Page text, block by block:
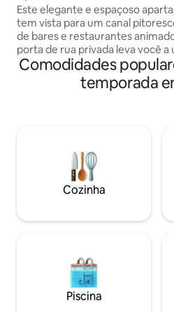
superestiloso à beira do canal!
Este elegante e espaçoso
tem vista para um canal
de bares e restaurantes
porta de rua privada leva você a
área de serviço no piso térreo
e secadora) e, em seguida, no
cima, você entra em um espaço
super-king e 2 banheiros, um
luxuosa banheira independente.
Também temos um sofá-cama
confortável na sala de estar que
Comodidades
temporada
Cozinha
Piscina